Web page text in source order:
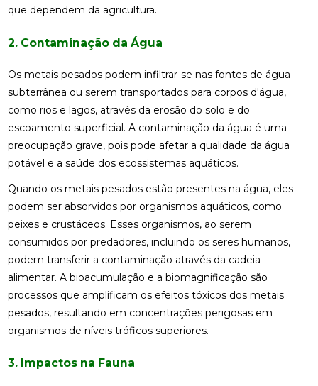
que dependem da agricultura.
2. Contaminação da Água
Os metais pesados podem infiltrar-se nas fontes de água
subterrânea ou serem transportados para corpos d'água,
como rios e lagos, através da erosão do solo e do
escoamento superficial. A contaminação da água é uma
preocupação grave, pois pode afetar a qualidade da água
potável e a saúde dos ecossistemas aquáticos.
Quando os metais pesados estão presentes na água, eles
podem ser absorvidos por organismos aquáticos, como
peixes e crustáceos. Esses organismos, ao serem
consumidos por predadores, incluindo os seres humanos,
podem transferir a contaminação através da cadeia
alimentar. A bioacumulação e a biomagnificação são
processos que amplificam os efeitos tóxicos dos metais
pesados, resultando em concentrações perigosas em
organismos de níveis tróficos superiores.
3. Impactos na Fauna